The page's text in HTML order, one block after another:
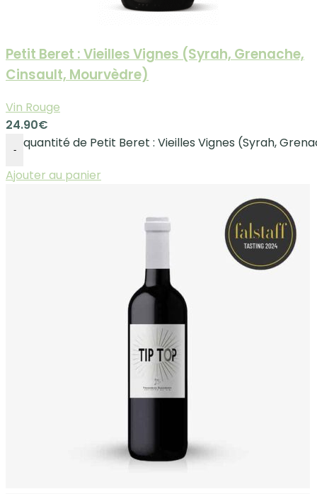
Petit Beret : Vieilles Vignes (Syrah, Grenache,
Cinsault, Mourvèdre)
Vin Rouge
24.90€
-
quantité de Petit Beret : Vieilles Vignes (Syrah,
Ajouter au panier